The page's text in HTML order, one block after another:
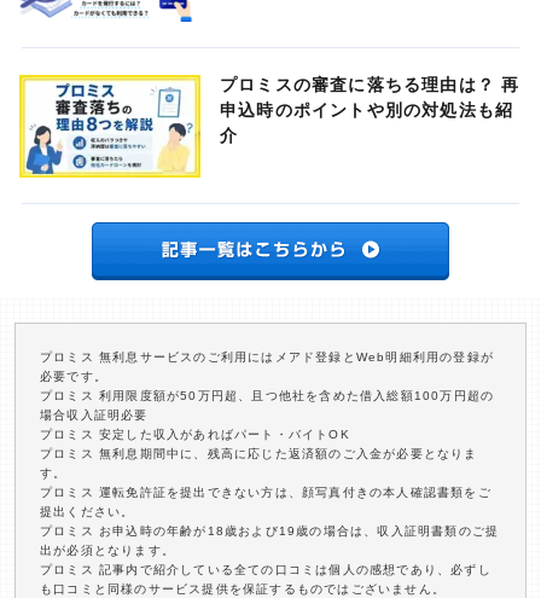
プロミスの審査に落ちる理由は？ 再
申込時のポイントや別の対処法も紹
介
プロミス 無利息サービスのご利用にはメアド登録とWeb明細利用の登録が
必要です。
プロミス 利用限度額が50万円超、且つ他社を含めた借入総額100万円超の
場合収入証明必要
プロミス 安定した収入があればパート・バイトOK
プロミス 無利息期間中に、残高に応じた返済額のご入金が必要となりま
す。
プロミス 運転免許証を提出できない方は、顔写真付きの本人確認書類をご
提出ください。
プロミス お申込時の年齢が18歳および19歳の場合は、収入証明書類のご提
出が必須となります。
プロミス 記事内で紹介している全ての口コミは個人の感想であり、必ずし
も口コミと同様のサービス提供を保証するものではございません。